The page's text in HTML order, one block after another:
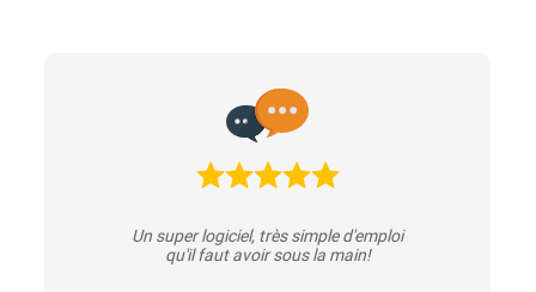
Un super logiciel, très simple d'emploi
qu'il faut avoir sous la main!